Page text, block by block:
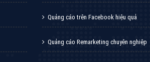
Quảng cáo trên Facebook hiệu quả
Quảng cáo Remarketing chuyên nghiệp